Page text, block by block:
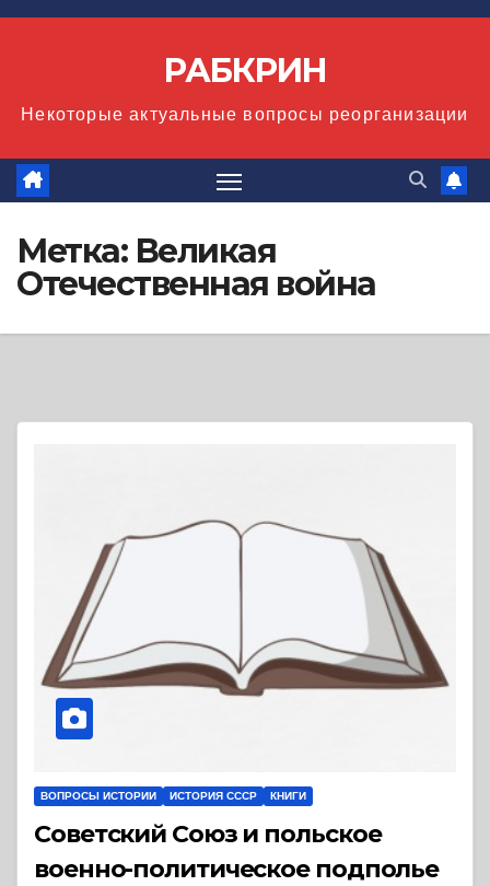
Перейти
РАБКРИН
Некоторые актуальные вопросы реорганизации
Метка: Великая
Отечественная война
ВОПРОСЫ ИСТОРИИ ИСТОРИЯ СССР КНИГИ
Советский Союз и польское
военно-политическое подполье